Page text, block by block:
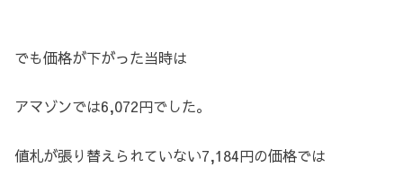
でも価格が下がった当時は
アマゾンでは6,072円でした。
値札が張り替えられていない7,184円の価格では